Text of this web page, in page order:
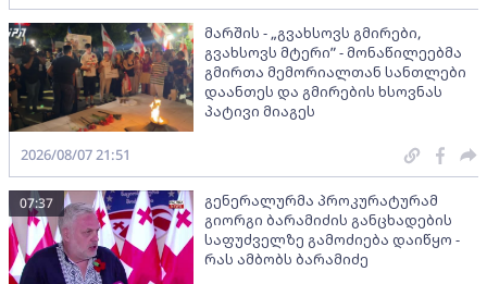
მარშის - „გვახსოვს გმირები,
გვახსოვს მტერი” - მონაწილეებმა
გმირთა მემორიალთან სანთლები
დაანთეს და გმირების ხსოვნას
პატივი მიაგეს
2026/08/07 21:51
გენერალურმა პროკურატურამ
გიორგი ბარამიძის განცხადების
საფუძველზე გამოძიება დაიწყო -
რას ამბობს ბარამიძე
07:37